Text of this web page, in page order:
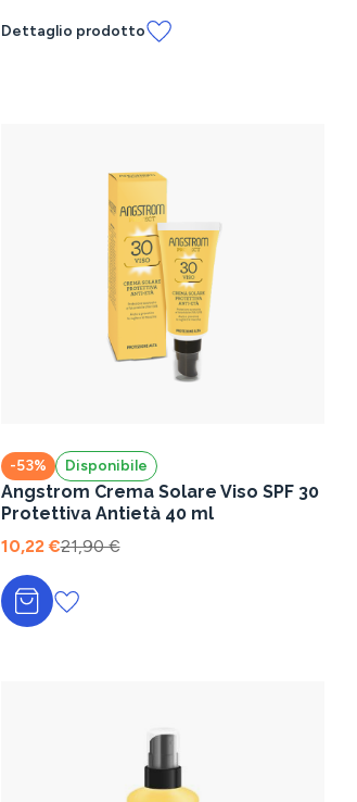
Dettaglio prodotto
-53% Disponibile
Angstrom Crema Solare Viso SPF 30
Protettiva Antietà 40 ml
10,22 €21,90 €
Aggiungi al carrello